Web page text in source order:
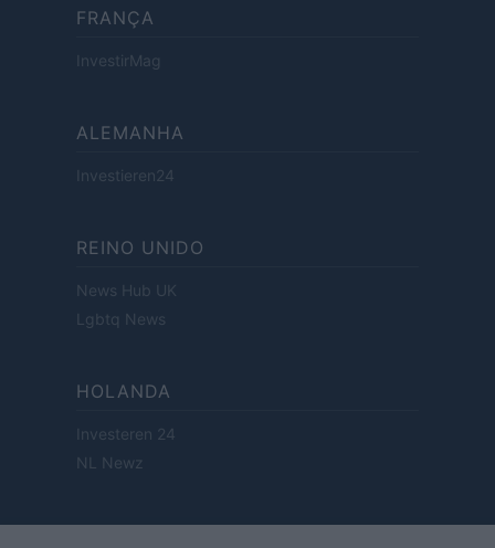
FRANÇA
InvestirMag
ALEMANHA
Investieren24
REINO UNIDO
News Hub UK
Lgbtq News
HOLANDA
Investeren 24
NL Newz